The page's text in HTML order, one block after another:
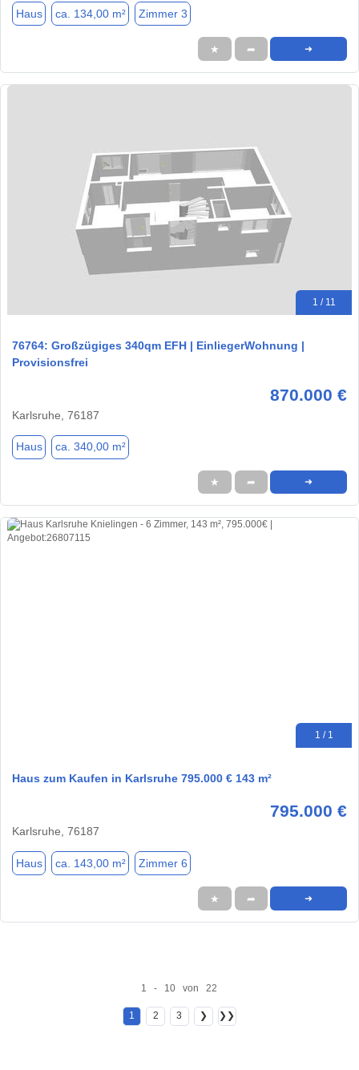
Haus ca. 134,00 m² Zimmer 3
★ ➦ ➜
1 / 11
76764: Großzügiges 340qm EFH | EinliegerWohnung |
Provisionsfrei
870.000 €
Karlsruhe, 76187
Haus ca. 340,00 m²
★ ➦ ➜
1 / 1
Haus zum Kaufen in Karlsruhe 795.000 € 143 m²
795.000 €
Karlsruhe, 76187
Haus ca. 143,00 m² Zimmer 6
★ ➦ ➜
1 - 10 von 22
1 2 3 ❯ ❯❯